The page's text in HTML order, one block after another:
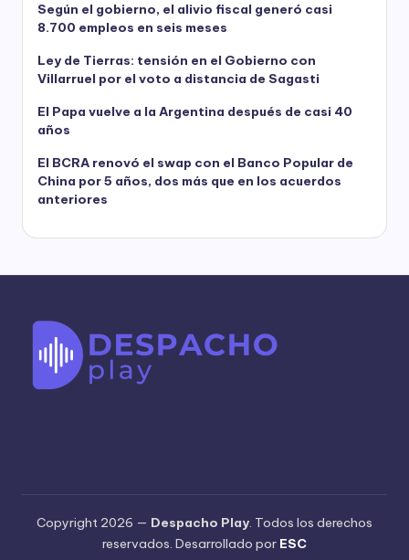
Según el gobierno, el alivio fiscal generó casi
8.700 empleos en seis meses
Ley de Tierras: tensión en el Gobierno con
Villarruel por el voto a distancia de Sagasti
El Papa vuelve a la Argentina después de casi 40
años
El BCRA renovó el swap con el Banco Popular de
China por 5 años, dos más que en los acuerdos
anteriores
Copyright 2026 — Despacho Play. Todos los derechos
reservados. Desarrollado por ESC